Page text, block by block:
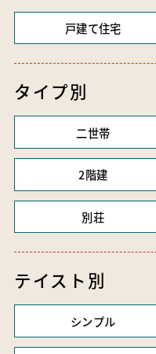
戸建て住宅
タイプ別
二世帯
2階建
別荘
テイスト別
シンプル